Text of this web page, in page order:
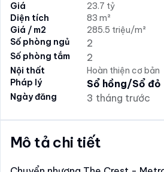
Giá
23.7 tỷ
Diện tích
83 m²
Giá / m2
285.5 triệu/m²
Số phòng ngủ
2
Số phòng tắm 2
Nội thất
Hoàn thiện cơ bản
Pháp lý
Sổ hồng/Sổ đỏ
Ngày đăng 3 tháng trước
Mô tả chi tiết